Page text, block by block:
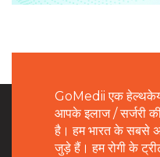
GoMedii एक हेल्थकेयर
आपके इलाज / सर्जरी
है। हम भारत के सबसे
जुड़े हैं। हम रोगी के